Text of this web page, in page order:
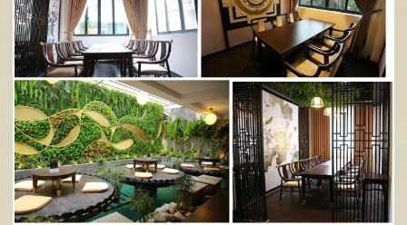
bạn khi đến với Vị Lai. Khi đến đây, không chỉ là thưởng
những món chay ngonlành, thực khách còn được đắm
trong không gian được thiết kế vô cùng tinh tế, thanh tinh,
cho con người ta một không gian hoàn hảo để thưởng
niềm vui trong từng món ăn.